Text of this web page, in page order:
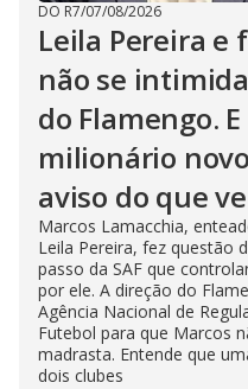
DO R7/07/08/2026
Leila Pereira e
não se
do Flamengo.
milionário
aviso do que
Marcos Lamacchia,
Leila Pereira, fez questão
passo da SAF que
por ele. A direção do
Agência Nacional de
Futebol para que Marcos
madrasta. Entende que
dois clubes